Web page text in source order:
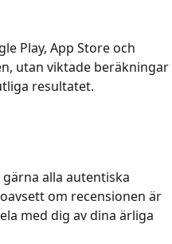
Play, App Store och
utan viktade beräkningar
resultatet.
alla autentiska
om recensionen är
med dig av dina ärliga